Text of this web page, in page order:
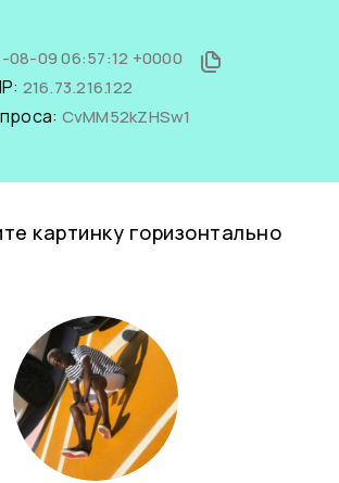
08-09 06:57:12 +0000
216.73.216.122
CvMM52kZHSw1
картинку горизонтально